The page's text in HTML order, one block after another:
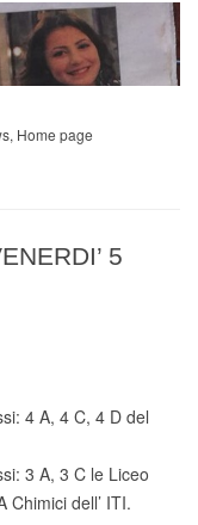
, Home page
5
4 A, 4 C, 4 D del
3 A, 3 C le Liceo
Chimici dell’ ITI.